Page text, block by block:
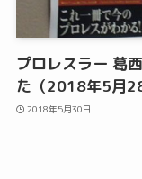
プロレスラー 葛
た（2018年5月
2018年5月30日